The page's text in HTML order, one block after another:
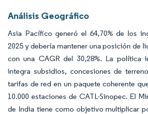
Análisis Geográfico
Asia Pacífico generó el 64,70% de los
2025 y debería mantener una posición de
con una CAGR del 30,28%. La política
integra subsidios, concesiones de
tarifas de red en un paquete coherente
10.000 estaciones de CATL-Sinopec. El
de India tiene como objetivo multiplicar